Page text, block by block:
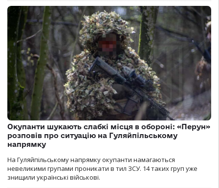
Окупанти шукають слабкі місця в обороні: «Перун»
розповів про ситуацію на Гуляйпільському
напрямку
На Гуляйпільському напрямку окупанти намагаються
невеликими групами проникати в тил ЗСУ. 14 таких груп уже
знищили українські військові.